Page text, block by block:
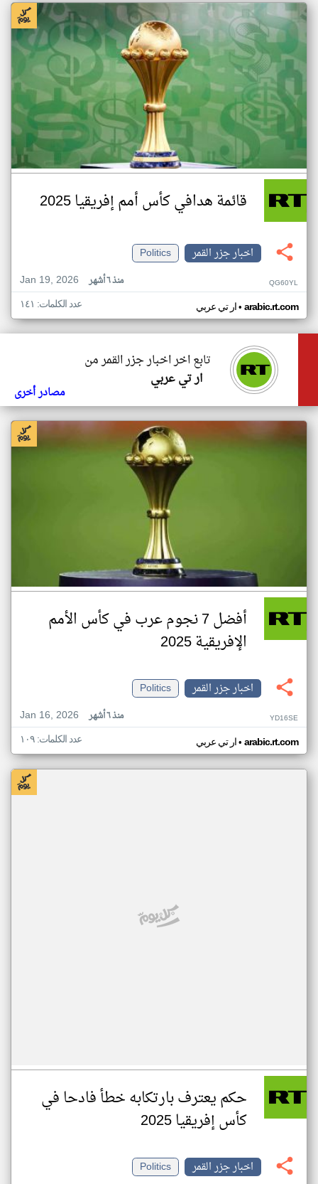
قائمة هدافي كأس أمم إفريقيا 2025
اخبار جزر القمر
Politics
Jan 19, 2026
منذ ٦ أشهر QG60YL
ار تي عربي• arabic.rt.com عدد الكلمات: ١٤١
تابع اخر اخبار جزر القمر من
ار تي عربي
مصادر أخرى
أفضل 7 نجوم عرب في كأس الأمم
الإفريقية 2025
اخبار جزر القمر
Politics
Jan 16, 2026
منذ ٦ أشهر YD16SE
ار تي عربي• arabic.rt.com عدد الكلمات: ١٠٩
حكم يعترف بارتكابه خطأ فادحا في
كأس إفريقيا 2025
اخبار جزر القمر
Politics